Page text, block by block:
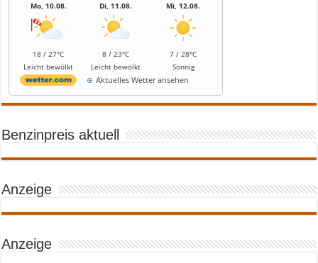
Mo, 10.08.
18 / 27°C
Leicht bewölkt
Di, 11.08.
8 / 23°C
Leicht bewölkt
Mi, 12.08.
7 / 28°C
Sonnig
Aktuelles Wetter ansehen
Benzinpreis aktuell
Anzeige
Anzeige